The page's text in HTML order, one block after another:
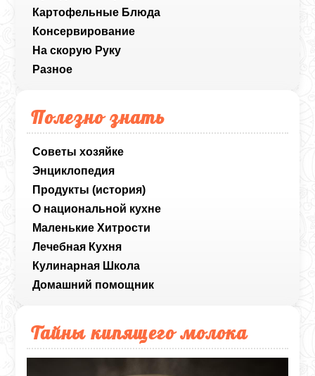
Картофельные Блюда
Консервирование
На скорую Руку
Разное
Полезно знать
Советы хозяйке
Энциклопедия
Продукты (история)
О национальной кухне
Маленькие Хитрости
Лечебная Кухня
Кулинарная Школа
Домашний помощник
Тайны кипящего молока